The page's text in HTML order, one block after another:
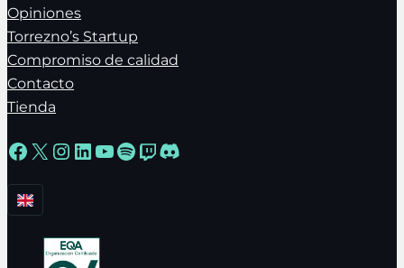
Opiniones
Torrezno’s Startup
Compromiso de calidad
Contacto
Tienda
Facebook
X Instagram
LinkedIn
YouTube
Spotify
Twitch
Discord